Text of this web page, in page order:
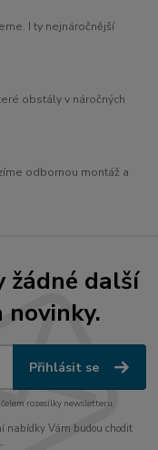
I ty nejnáročnější
obstály v náročných
odbornou montáž a
žádné další
novinky.
Přihlásit se
rozesílky newsletteru.
nabídky Vám budou chodit